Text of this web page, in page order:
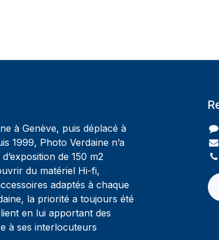
à Genève, puis déplacé à
1999, Photo Verdaine n’a
de 150 m2
du matériel Hi-fi,
adaptés à chaque
la priorité a toujours été
en lui apportant des
à ses interlocuteurs